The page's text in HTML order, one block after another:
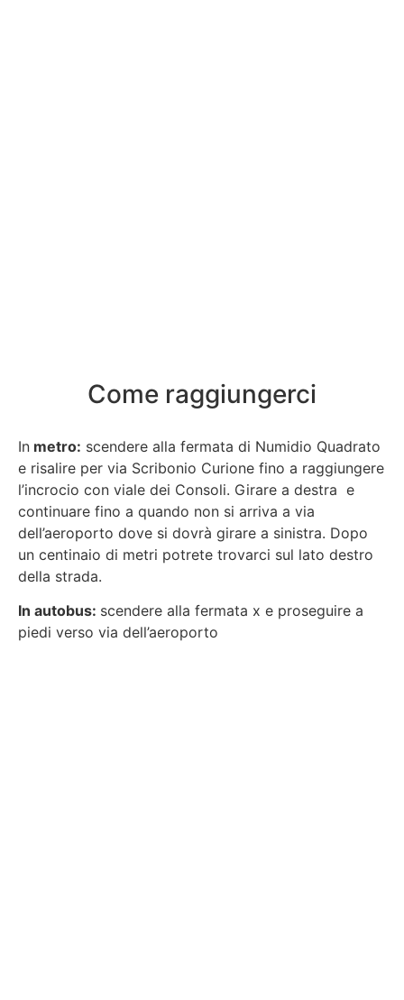
Come raggiungerci
In metro: scendere alla fermata di Numidio Quadrato
e risalire per via Scribonio Curione fino a raggiungere
l’incrocio con viale dei Consoli. Girare a destra e
continuare fino a quando non si arriva a via
dell’aeroporto dove si dovrà girare a sinistra. Dopo
un centinaio di metri potrete trovarci sul lato destro
della strada.
In autobus: scendere alla fermata x e proseguire a
piedi verso via dell’aeroporto